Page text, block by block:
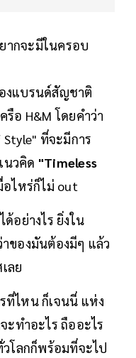
ากจะมีในครอบ
งแบรนด์สัญชาติ
รือ H&M โดยคำว่า
ที่จะมีการ
นวคิด "Timeless
อไหร่ก็ไม่ out
อย่างไร ยิ่งใน
ของมันต้องมีๆ แล้ว
ลย
ที่ไหน ก็เจนนี่ แห่ง
ะทำอะไร ถืออะไร
วโลกก็พร้อมที่จะไป